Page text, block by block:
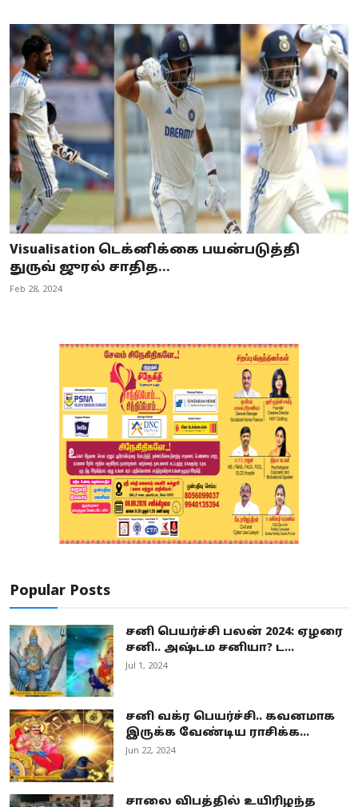
Visualisation டெக்னிக்கை பயன்படுத்தி
துருவ் ஜுரல் சாதித...
Feb 28, 2024
Popular Posts
சனி பெயர்ச்சி பலன் 2024: ஏழரை
சனி.. அஷ்டம சனியா? ட...
Jul 1, 2024
சனி வக்ர பெயர்ச்சி.. கவனமாக
இருக்க வேண்டிய ராசிக்க...
Jun 22, 2024
சாலை விபத்தில் உயிரிழந்த